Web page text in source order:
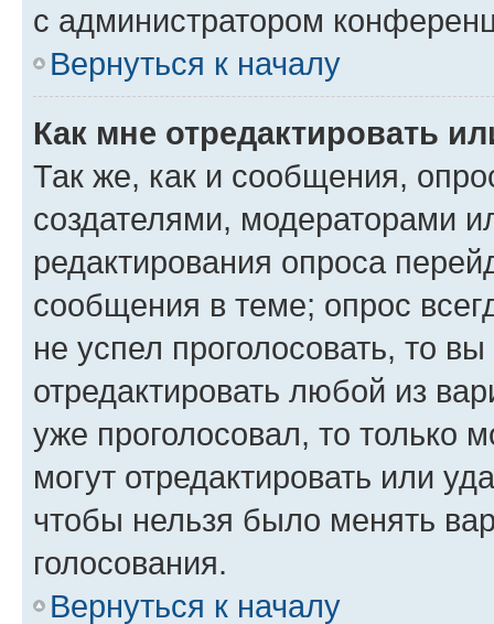
с администратором
Вернуться к началу
Как мне отредактировать
Так же, как и сообщения,
создателями, модераторами
редактирования опроса
сообщения в теме; опрос
не успел проголосовать, то
отредактировать любой из
уже проголосовал, то только
могут отредактировать или
чтобы нельзя было менять
голосования.
Вернуться к началу